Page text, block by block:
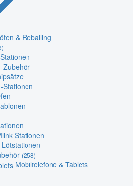
& Reballing
Zubehör
Stationen
Stationen
(258)
Mobiltelefone & Tablets